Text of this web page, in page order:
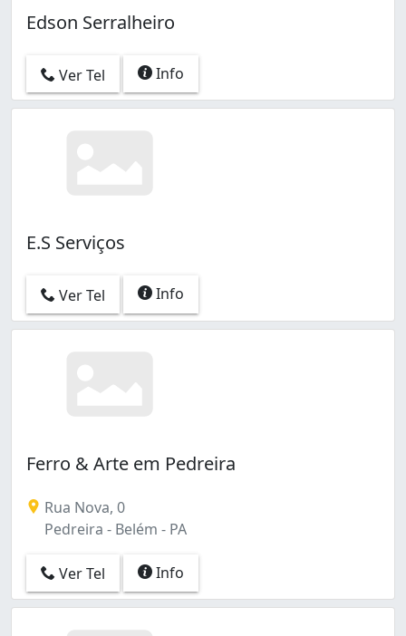
Edson Serralheiro
Ver Tel Info
E.S Serviços
Ver Tel Info
Ferro & Arte em Pedreira
Rua Nova, 0
Pedreira - Belém - PA
Ver Tel Info